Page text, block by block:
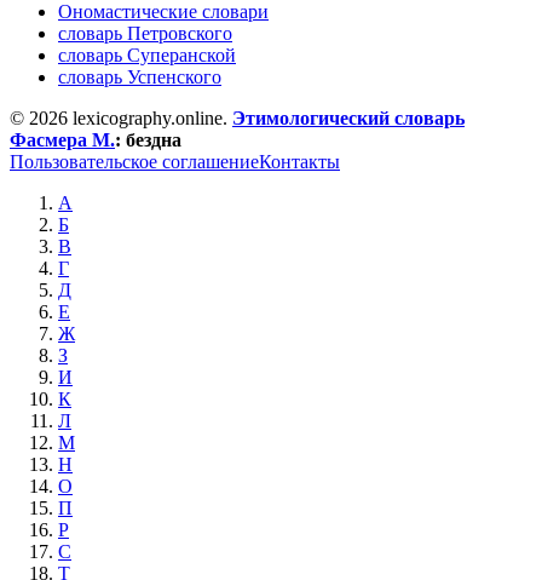
Ономастические словари
словарь Петровского
словарь Суперанской
словарь Успенского
© 2026 lexicography.online. Этимологический словарь
Фасмера М.: бездна
Пользовательское соглашениеКонтакты
А
Б
В
Г
Д
Е
Ж
З
И
К
Л
М
Н
О
П
Р
С
Т